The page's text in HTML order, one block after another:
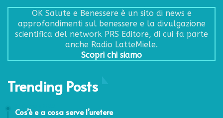
OK Salute e Benessere è un sito di news e
approfondimenti sul benessere e la divulgazione
scientifica del network PRS Editore, di cui fa parte
anche Radio LatteMiele.
Scopri chi siamo
Trending Posts
Cos’è e a cosa serve l’uretere